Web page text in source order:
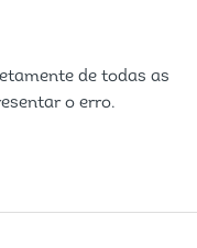
de todas as
o erro.